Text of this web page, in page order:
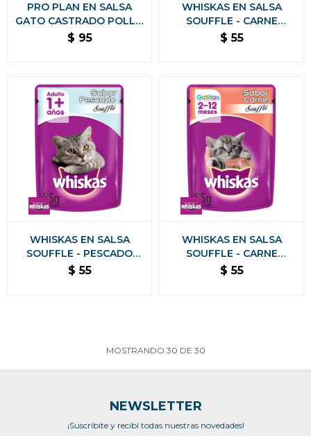
PRO PLAN EN SALSA
GATO CASTRADO POLLO
85 GRAMOS
$ 95
WHISKAS EN SALSA
SOUFFLE - CARNE
ALIMENTO HUMEDO 85
$ 55
WHISKAS EN SALSA
SOUFFLE - PESCADO
ALIMENTO HUMEDO 85
$ 55
WHISKAS EN SALSA
SOUFFLE - CARNE
GATITOS ALIMENTO
$ 55
MOSTRANDO 30 DE 30
NEWSLETTER
¡Suscribite y recibí todas nuestras novedades!